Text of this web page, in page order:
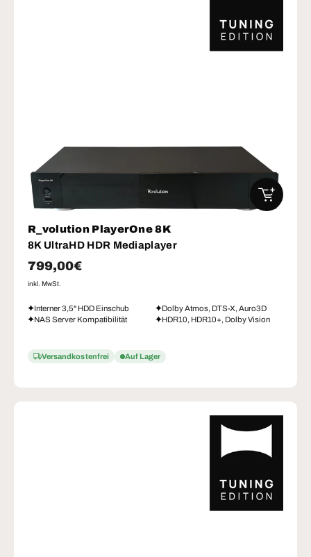
R_volution PlayerOne 8K
8K UltraHD HDR Mediaplayer
Normaler Preis
799,00€
inkl. MwSt.
Interner 3,5" HDD Einschub
Dolby Atmos, DTS-X, Auro3D
NAS Server Kompatibilität
HDR10, HDR10+, Dolby Vision
Versandkostenfrei Auf Lager
IN DEN